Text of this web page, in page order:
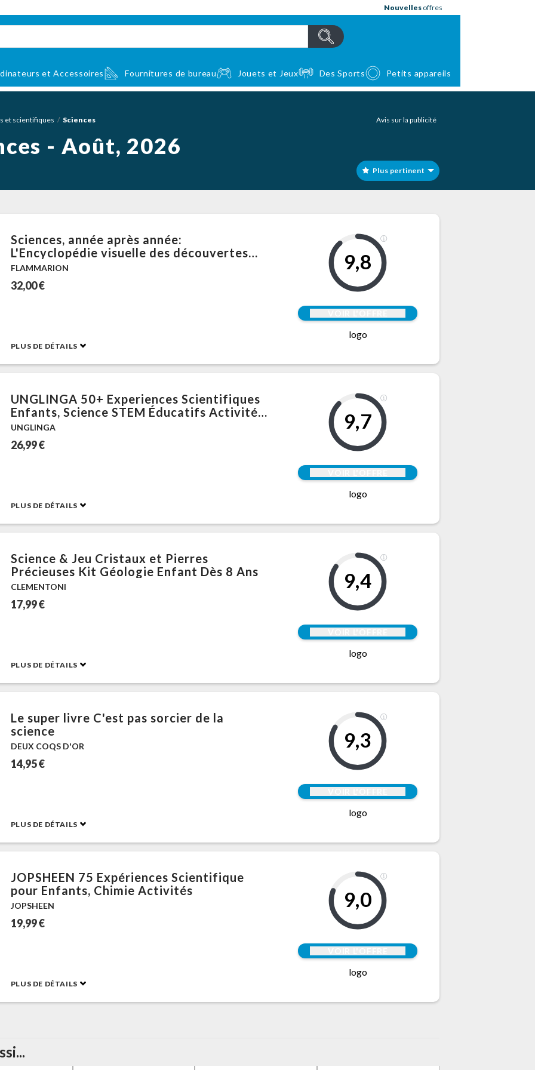
Nouvelles offres
et Accessoires Fournitures de bureau Jouets et Jeux Des Sports Petits appareils
et scientifiques Sciences Avis sur la publicité
- Août, 2026
Plus pertinent
9,8
logo
Sciences, année après année:
L'Encyclopédie visuelle des découvertes
qui ont marqué le monde
FLAMMARION
32,00 €
PLUS DE DÉTAILS
9,7
logo
UNGLINGA 50+ Experiences Scientifiques
Enfants, Science STEM Éducatifs Activités
Laboratoire de Chimie et Kit Volcan,
Fouille de Pierres Précieuses
UNGLINGA
26,99 €
PLUS DE DÉTAILS
9,4
logo
Science & Jeu Cristaux et Pierres
Précieuses Kit Géologie Enfant Dès 8 Ans
CLEMENTONI
17,99 €
PLUS DE DÉTAILS
9,3
logo
Le super livre C'est pas sorcier de la
science
DEUX COQS D'OR
14,95 €
PLUS DE DÉTAILS
9,0
logo
JOPSHEEN 75 Expériences Scientifique
pour Enfants, Chimie Activités
JOPSHEEN
19,99 €
PLUS DE DÉTAILS